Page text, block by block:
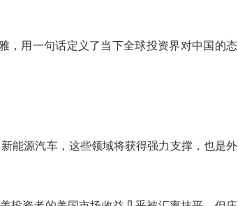
，用一句话定义了当下全球投资界对中国的态
能源汽车，这些领域将获得强力支撑，也是外